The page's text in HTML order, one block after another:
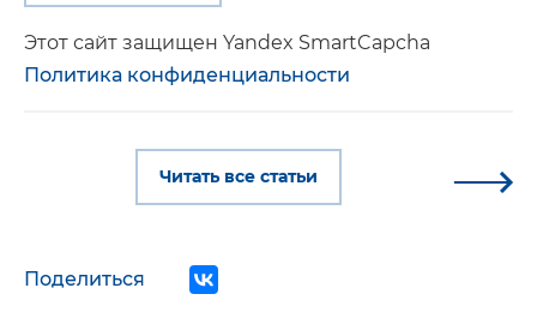
Этот сайт защищен Yandex SmartCapcha
Политика конфиденциальности
Читать все статьи
Поделиться